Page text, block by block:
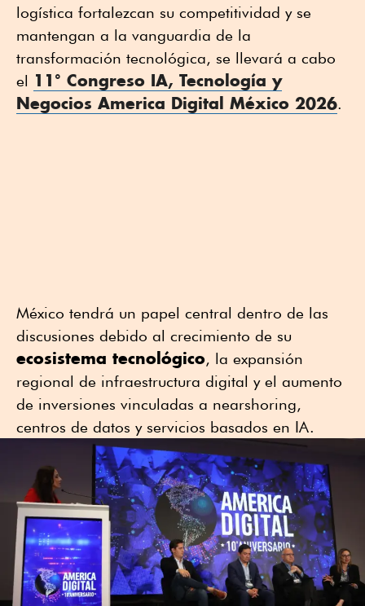
logística fortalezcan su competitividad y se
mantengan a la vanguardia de la
transformación tecnológica, se llevará a cabo
el 11° Congreso IA, Tecnología y
Negocios America Digital México 2026.
México tendrá un papel central dentro de las
discusiones debido al crecimiento de su
ecosistema tecnológico, la expansión
regional de infraestructura digital y el aumento
de inversiones vinculadas a nearshoring,
centros de datos y servicios basados en IA.